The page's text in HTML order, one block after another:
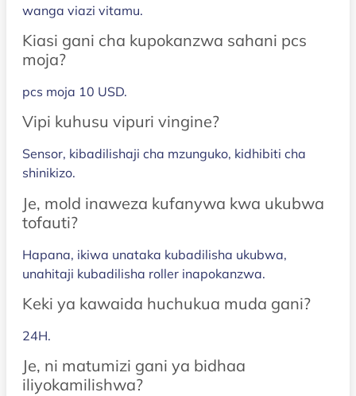
wanga viazi vitamu.
Kiasi gani cha kupokanzwa sahani pcs
moja?
pcs moja 10 USD.
Vipi kuhusu vipuri vingine?
Sensor, kibadilishaji cha mzunguko, kidhibiti cha
shinikizo.
Je, mold inaweza kufanywa kwa ukubwa
tofauti?
Hapana, ikiwa unataka kubadilisha ukubwa,
unahitaji kubadilisha roller inapokanzwa.
Keki ya kawaida huchukua muda gani?
24H.
Je, ni matumizi gani ya bidhaa
iliyokamilishwa?